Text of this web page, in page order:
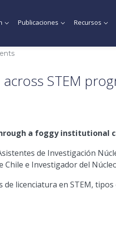
Publicaciones Recursos
across STEM
a foggy institutional
de Investigación
Chile e Investigador del
licenciatura en STEM,